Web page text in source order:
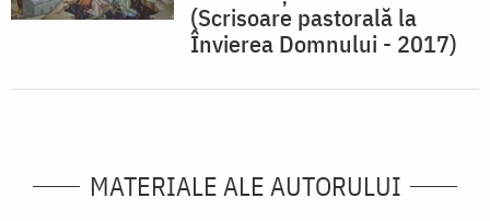
(Scrisoare pastorală la
Învierea Domnului - 2017)
MATERIALE ALE AUTORULUI